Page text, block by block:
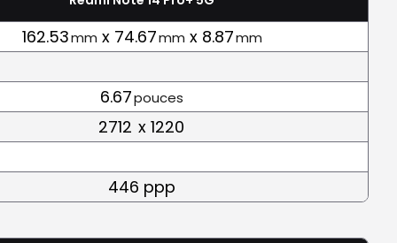
162.53mm x 74.67mm x 8.87mm
6.67pouces
2712 x 1220
446 ppp